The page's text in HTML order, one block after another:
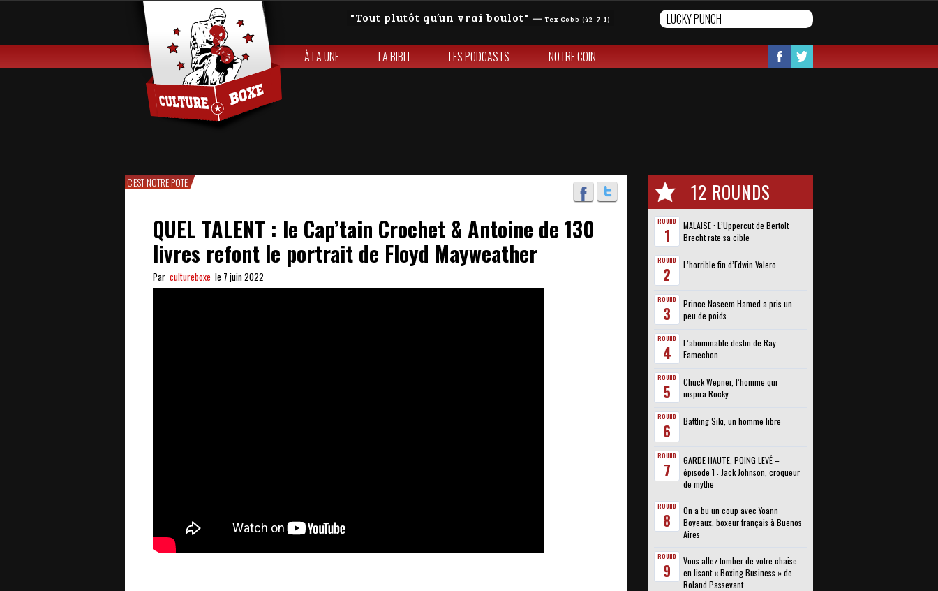
Tout plutôt qu’un vrai boulot — Tex Cobb (42-7-1)
À LA UNE LA BIBLI LES PODCASTS NOTRE COIN
12 ROUNDS
ROUND
1
MALAISE : L’Uppercut de Bertolt
Brecht rate sa cible
ROUND
2 L’horrible fin d’Edwin Valero
ROUND
3
Prince Naseem Hamed a pris un
peu de poids
ROUND
4
L’abominable destin de Ray
Famechon
ROUND
5
Chuck Wepner, l’homme qui
inspira Rocky
ROUND
6 Battling Siki, un homme libre
ROUND
7
GARDE HAUTE, POING LEVÉ –
épisode 1 : Jack Johnson, croqueur
de mythe
ROUND
8
On a bu un coup avec Yoann
Boyeaux, boxeur français à Buenos
Aires
ROUND
9
Vous allez tomber de votre chaise
en lisant « Boxing Business » de
Roland Passevant
C'EST NOTRE POTE
QUEL TALENT : le Cap’tain Crochet & Antoine de 130
livres refont le portrait de Floyd Mayweather
Par cultureboxe le 7 juin 2022